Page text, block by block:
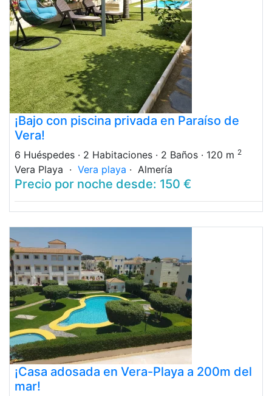
¡Bajo con piscina privada en Paraíso de
Vera!
6 Huéspedes · 2 Habitaciones · 2 Baños · 120 m 2
Vera Playa · Vera playa · Almería
Precio por noche desde: 150 €
¡Casa adosada en Vera-Playa a 200m del
mar!